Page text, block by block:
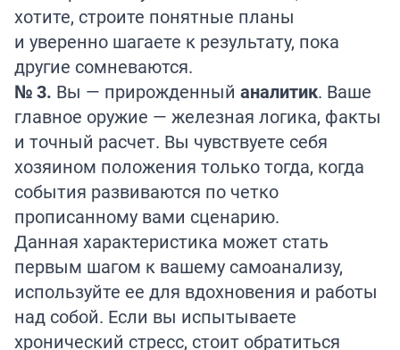
хотите, строите понятные планы
и уверенно шагаете к результату, пока
другие сомневаются.
№ 3. Вы — прирожденный аналитик. Ваше
главное оружие — железная логика, факты
и точный расчет. Вы чувствуете себя
хозяином положения только тогда, когда
события развиваются по четко
прописанному вами сценарию.
Данная характеристика может стать
первым шагом к вашему самоанализу,
используйте ее для вдохновения и работы
над собой. Если вы испытываете
хронический стресс, стоит обратиться